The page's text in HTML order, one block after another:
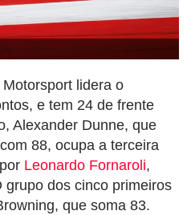
lidera o
e tem 24 de frente
Alexander Dunne, que
88, ocupa a terceira
Leonardo Fornaroli,
dos cinco primeiros
que soma 83.